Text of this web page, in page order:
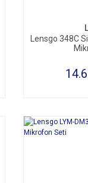
Lensgo 348C